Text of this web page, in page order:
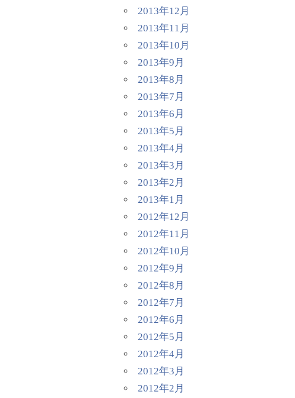
2013年12月
2013年11月
2013年10月
2013年9月
2013年8月
2013年7月
2013年6月
2013年5月
2013年4月
2013年3月
2013年2月
2013年1月
2012年12月
2012年11月
2012年10月
2012年9月
2012年8月
2012年7月
2012年6月
2012年5月
2012年4月
2012年3月
2012年2月